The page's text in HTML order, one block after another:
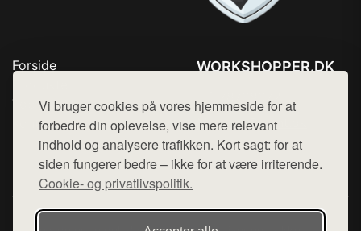
Vi bruger cookies på vores hjemmeside for at
forbedre din oplevelse, vise mere relevant
indhold og analysere trafikken. Kort sagt: for at
siden fungerer bedre – ikke for at være irriterende.
Cookie- og privatlivspolitik.
Forside
Top Rabatter
Kontakt
WORKSHOPPER.DK
Mail: hej@want.dk
Cookie- og privatlivspolitik